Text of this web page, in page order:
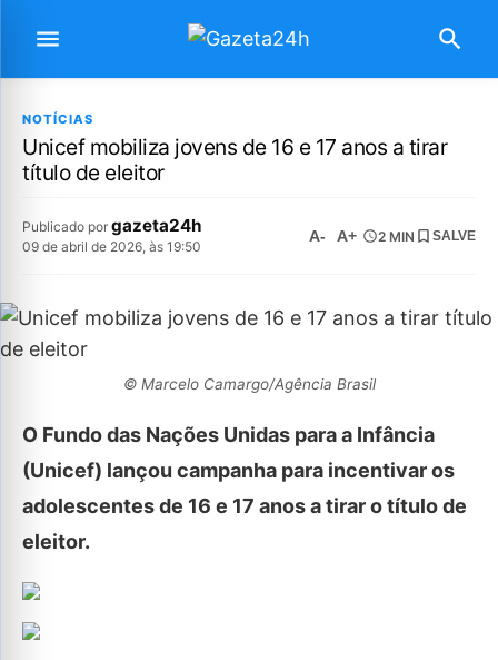
NOTÍCIAS
Unicef mobiliza jovens de 16 e 17 anos a tirar
título de eleitor
Publicado por gazeta24h
09 de abril de 2026, às 19:50
A- A+ 2 MIN SALVE
© Marcelo Camargo/Agência Brasil
O Fundo das Nações Unidas para a Infância
(Unicef) lançou campanha para incentivar os
adolescentes de 16 e 17 anos a tirar o título de
eleitor.